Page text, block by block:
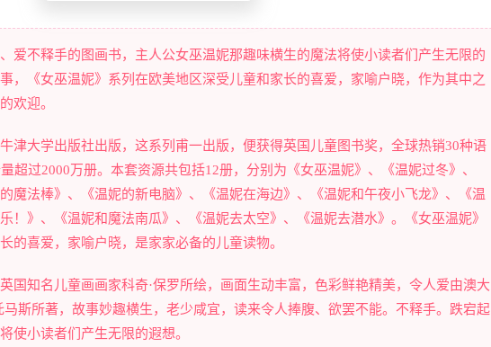
爱不释手的图画书，主人公女巫温妮那趣味横生的魔法将使小读者们产生无限的
，《女巫温妮》系列在欧美地区深受儿童和家长的喜爱，家喻户晓，作为其中之
欢迎。
津大学出版社出版，这系列甫一出版，便获得英国儿童图书奖，全球热销30种语
超过2000万册。本套资源共包括12册，分别为《女巫温妮》、《温妮过冬》、
魔法棒》、《温妮的新电脑》、《温妮在海边》、《温妮和午夜小飞龙》、《温
！》、《温妮和魔法南瓜》、《温妮去太空》、《温妮去潜水》。《女巫温妮》
的喜爱，家喻户晓，是家家必备的儿童读物。
国知名儿童画画家科奇·保罗所绘，画面生动丰富，色彩鲜艳精美，令人爱由澳大
马斯所著，故事妙趣横生，老少咸宜，读来令人捧腹、欲罢不能。不释手。跌宕起
使小读者们产生无限的遐想。